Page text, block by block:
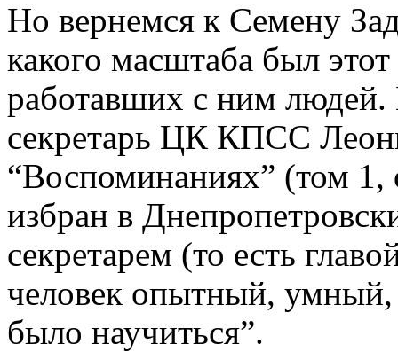
Но вернемся к Семену
какого масштаба был
работавших с ним людей.
секретарь ЦК КПСС
“Воспоминаниях” (том 1,
избран в
секретарем (то есть
человек опытный,
было научиться”.